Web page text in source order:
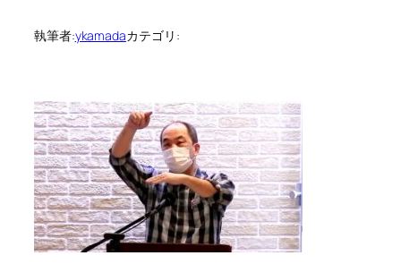
執筆者:ykamadaカテゴリ: